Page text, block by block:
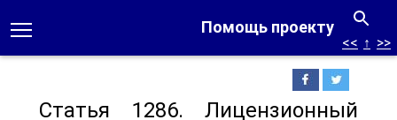
Помощь проекту
<< ↑ >>
Статья 1286. Лицензионный